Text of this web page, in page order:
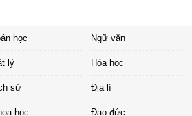
học Ngữ văn
lý Hóa học
sử Địa lí
học Đạo đức